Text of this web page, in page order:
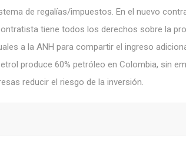
de regalías/impuestos. En el nuevo
tiene todos los derechos sobre la
a la ANH para compartir el ingreso
produce 60% petróleo en Colombia, sin
reducir el riesgo de la inversión.